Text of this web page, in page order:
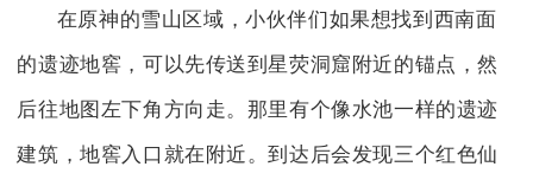
在原神的雪山区域，小伙伴们如果想找到西南面
的遗迹地窖，可以先传送到星荧洞窟附近的锚点，然
后往地图左下角方向走。那里有个像水池一样的遗迹
建筑，地窖入口就在附近。到达后会发现三个红色仙